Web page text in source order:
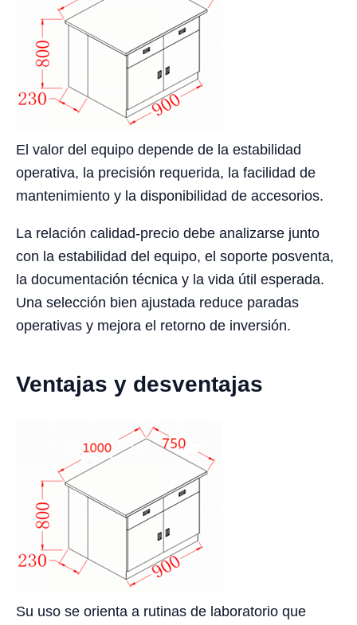
El valor del equipo depende de la estabilidad
operativa, la precisión requerida, la facilidad de
mantenimiento y la disponibilidad de accesorios.
La relación calidad-precio debe analizarse junto
con la estabilidad del equipo, el soporte posventa,
la documentación técnica y la vida útil esperada.
Una selección bien ajustada reduce paradas
operativas y mejora el retorno de inversión.
Ventajas y desventajas
Su uso se orienta a rutinas de laboratorio que